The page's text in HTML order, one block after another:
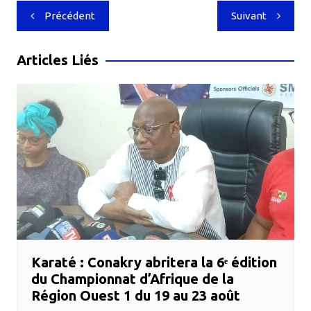
Navigation
de
l’article
Précédent Suivant
Articles Liés
Karaté : Conakry abritera la 6ᵉ édition
du Championnat d’Afrique de la
Région Ouest 1 du 19 au 23 août